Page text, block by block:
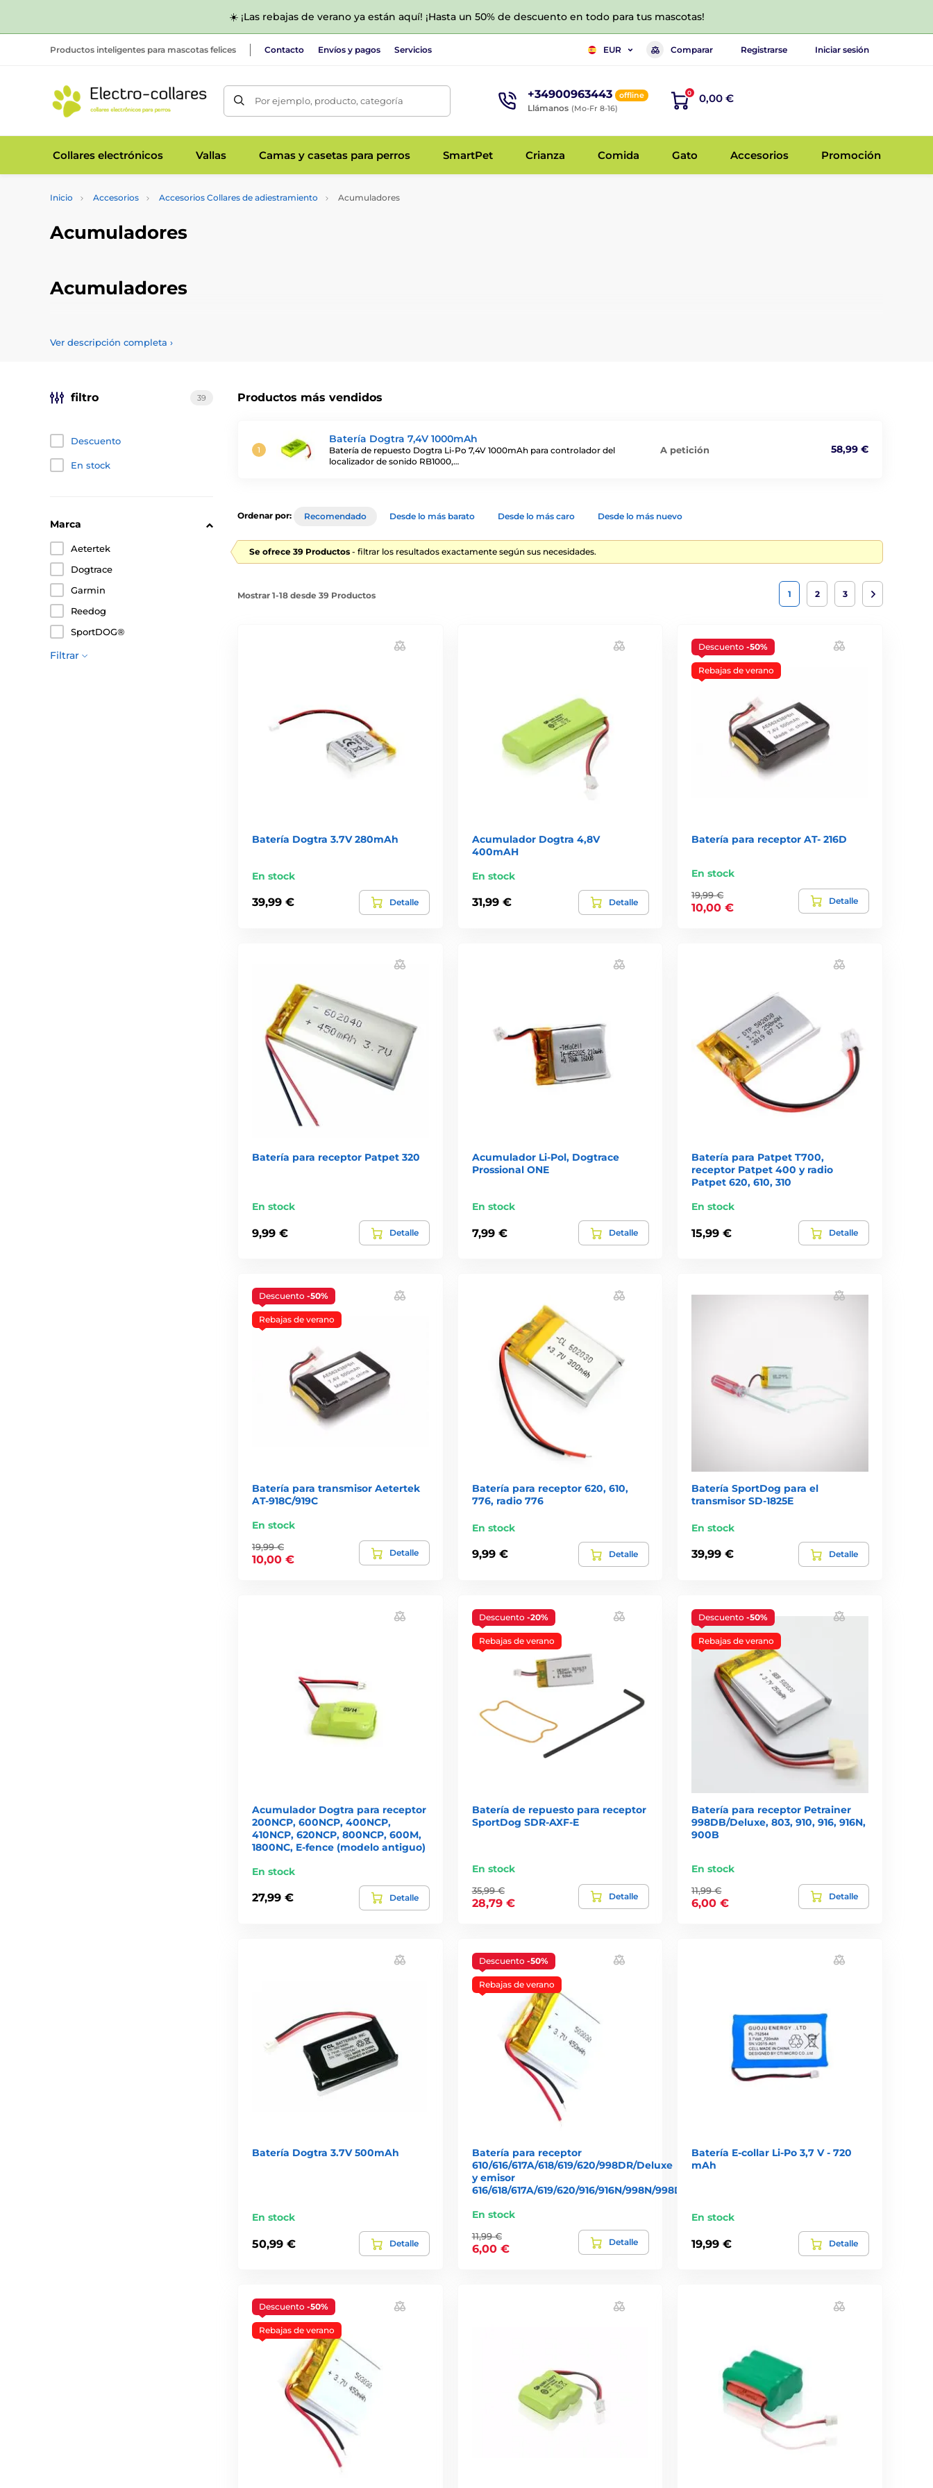
☀️ ¡Las rebajas de verano ya están aquí! ¡Hasta un 50% de descuento en todo para tus mascotas!
Productos inteligentes para mascotas felices Contacto Envíos y pagos Servicios EUR Comparar Registrarse Iniciar sesión
Por ejemplo, producto, categoría +34900963443 offline
Llámanos (Mo-Fr 8-16)
0 0,00 €
Collares electrónicos Vallas Camas y casetas para perros SmartPet Crianza Comida Gato Accesorios Promoción
Inicio Accesorios Accesorios Collares de adiestramiento Acumuladores
Acumuladores
Acumuladores
Ver descripción completa ›
Productos más vendidos
Batería Dogtra 7,4V 1000mAh
Batería de repuesto Dogtra Li-Po 7,4V 1000mAh para controlador del
localizador de sonido RB1000,…
A petición 58,99 €
filtro 39
Descuento
En stock
Marca
Aetertek
Dogtrace
Garmin
Reedog
SportDOG®
Filtrar
Ordenar por: Recomendado Desde lo más barato Desde lo más caro Desde lo más nuevo
Se ofrece 39 Productos - filtrar los resultados exactamente según sus necesidades.
Mostrar 1-18 desde 39 Productos 1 2 3
Batería Dogtra 3.7V 280mAh
En stock
39,99 € Detalle
Acumulador Dogtra 4,8V
400mAH
En stock
31,99 € Detalle
Descuento-50%
Rebajas de verano
Batería para receptor AT- 216D
En stock
19,99 €
10,00 €
Detalle
Batería para receptor Patpet 320
En stock
9,99 € Detalle
Acumulador Li‑Pol, Dogtrace
Prossional ONE
En stock
7,99 € Detalle
Batería para Patpet T700,
receptor Patpet 400 y radio
Patpet 620, 610, 310
En stock
15,99 € Detalle
Descuento -50%
Rebajas de verano
Batería para transmisor Aetertek
AT-918C/919C
En stock
19,99 €
10,00 €
Detalle
Batería para receptor 620, 610,
776, radio 776
En stock
9,99 € Detalle
Batería SportDog para el
transmisor SD-1825E
En stock
39,99 € Detalle
Acumulador Dogtra para receptor
200NCP, 600NCP, 400NCP,
410NCP, 620NCP, 800NCP, 600M,
1800NC, E-fence (modelo antiguo)
En stock
27,99 € Detalle
Descuento -20%
Rebajas de verano
Batería de repuesto para receptor
SportDog SDR-AXF-E
En stock
35,99 €
28,79 €
Detalle
Descuento-50%
Rebajas de verano
Batería para receptor Petrainer
998DB/Deluxe, 803, 910, 916, 916N,
900B
En stock
11,99 €
6,00 €
Detalle
Batería Dogtra 3.7V 500mAh
En stock
50,99 € Detalle
Descuento -50%
Rebajas de verano
Batería para receptor
610/616/617A/618/619/620/998DR/Deluxe
y emisor
616/618/617A/619/620/916/916N/998N/998DB/Deluxe/998DR/Deluxe
En stock
11,99 €
6,00 €
Detalle
Batería E-collar Li-Po 3,7 V - 720
mAh
En stock
19,99 € Detalle
Descuento -50%
Rebajas de verano